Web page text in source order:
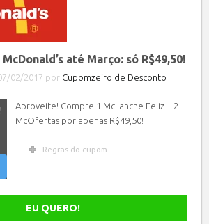
até Março: só R$49,50!
02/2017 por Cupomzeiro de Desconto
Aproveite! Compre 1 McLanche Feliz + 2
McOfertas por apenas R$49,50!
Regras do cupom
EU QUERO!